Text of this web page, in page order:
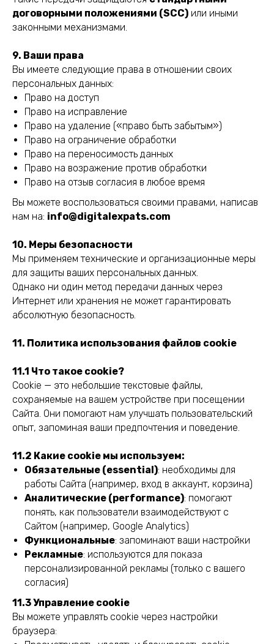
договорными положениями (SCC) или иными
законными механизмами.
9. Ваши права
Вы имеете следующие права в отношении своих
персональных данных:
Право на доступ
Право на исправление
Право на удаление («право быть забытым»)
Право на ограничение обработки
Право на переносимость данных
Право на возражение против обработки
Право на отзыв согласия в любое время
Вы можете воспользоваться своими правами, написав
нам на: info@digitalexpats.com
10. Меры безопасности
Мы применяем технические и организационные меры
для защиты ваших персональных данных.
Однако ни один метод передачи данных через
Интернет или хранения не может гарантировать
абсолютную безопасность.
11. Политика использования файлов cookie
11.1 Что такое cookie?
Cookie — это небольшие текстовые файлы,
сохраняемые на вашем устройстве при посещении
Сайта. Они помогают нам улучшать пользовательский
опыт, запоминая ваши предпочтения и поведение.
11.2 Какие cookie мы используем:
Обязательные (essential): необходимы для
работы Сайта (например, вход в аккаунт, корзина)
Аналитические (performance): помогают
понять, как пользователи взаимодействуют с
Сайтом (например, Google Analytics)
Функциональные: запоминают ваши настройки
Рекламные: используются для показа
персонализированной рекламы (только с вашего
согласия)
11.3 Управление cookie
Вы можете управлять cookie через настройки
браузера:
Услуги
Отзывы
Блог
Контакты
Company name:DIGITAL EXPATS OÜ
Address: Harju maakond, Tallinn, Lasnamäe linnaosa, Katusepapi
tn 6, 11412, Estonia
Phone: +1 289 933 06 07
Карта сайта
Виза цифрового кочевника
Консультация
RU/ENG